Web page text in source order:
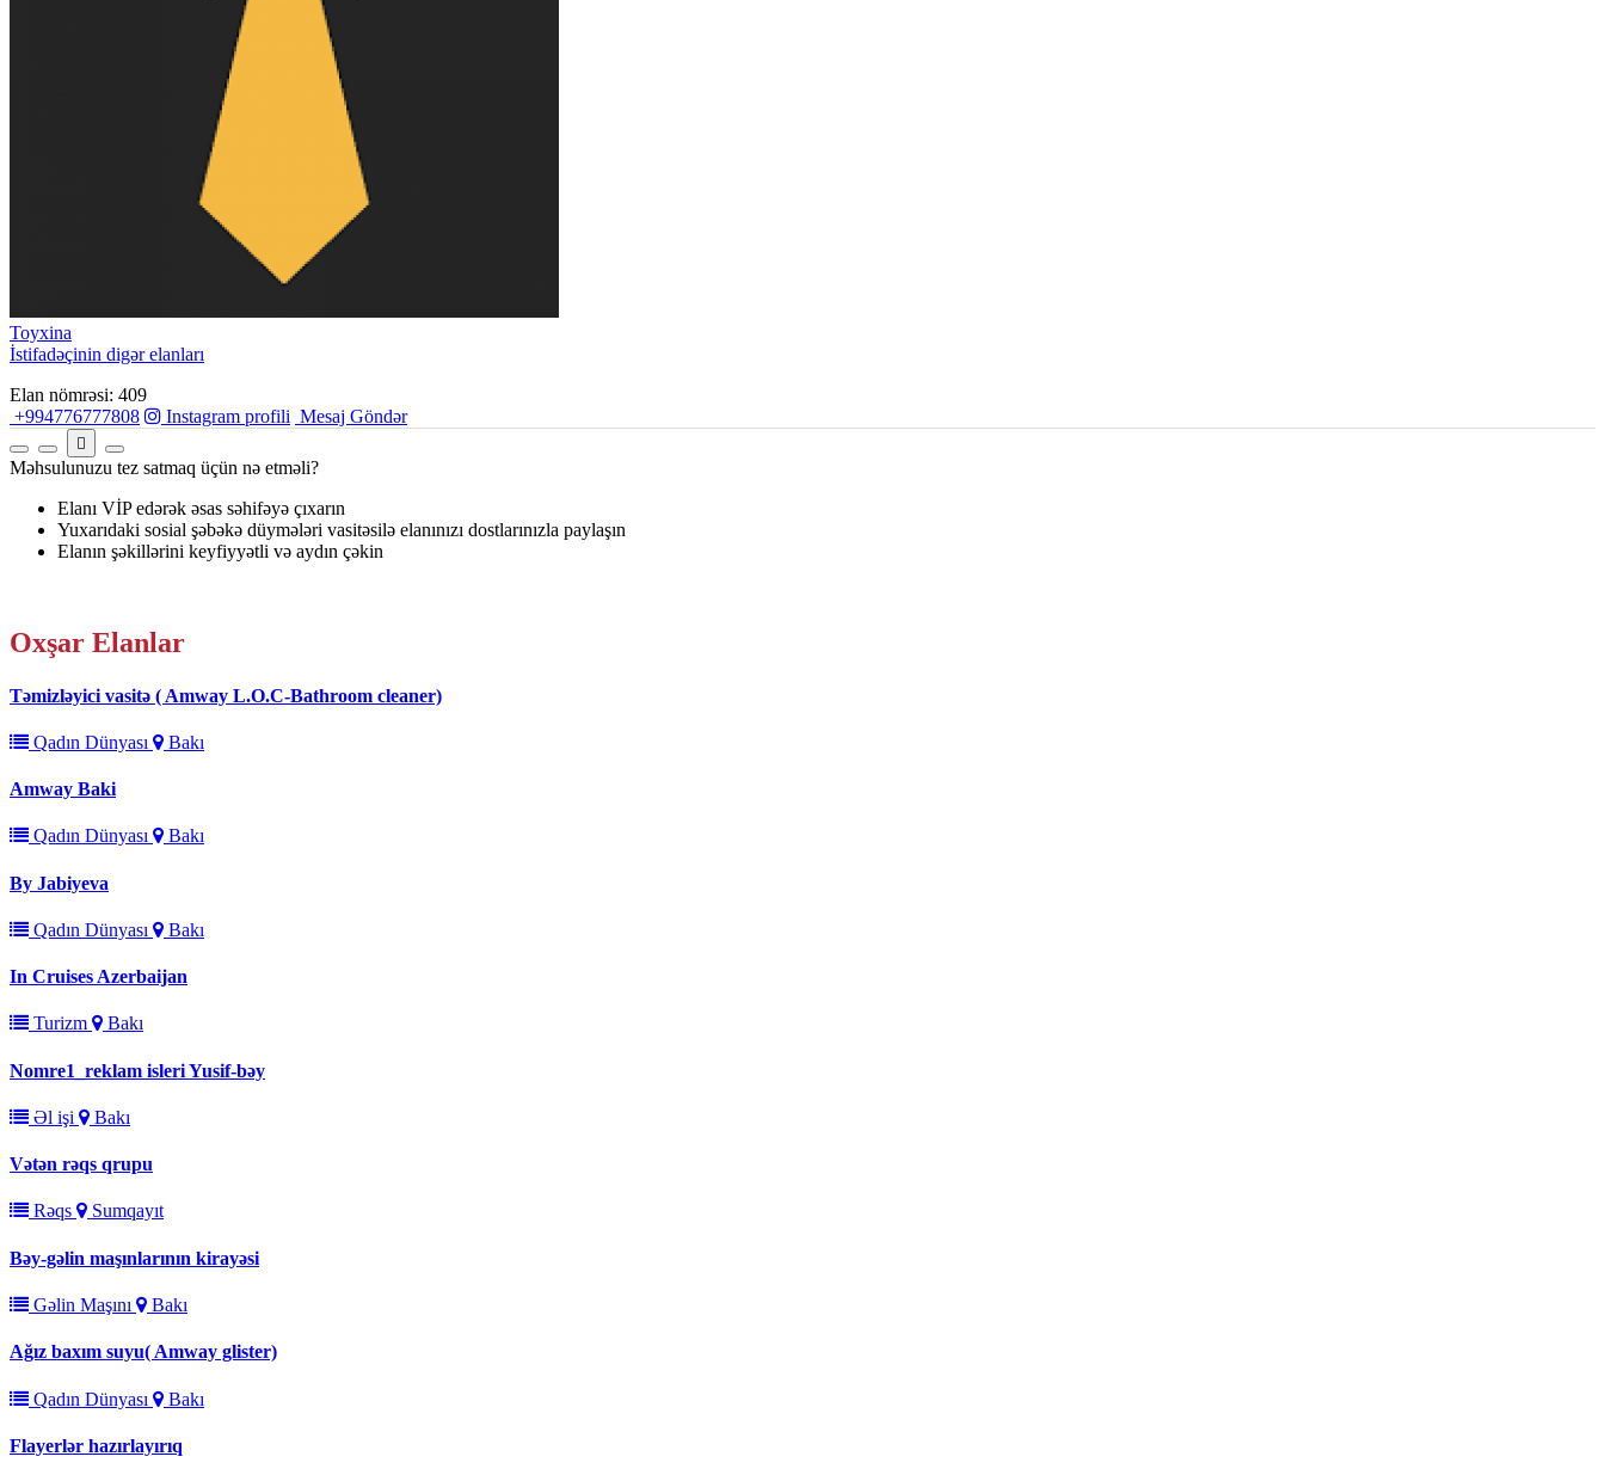
Toyxina
İstifadəçinin digər elanları
Elan nömrəsi: 409
+994776777808
Instagram profili Mesaj Göndər
Məhsulunuzu tez satmaq üçün nə etməli?
Elanı VİP edərək əsas səhifəyə çıxarın
Yuxarıdaki sosial şəbəkə düymələri vasitəsilə elanınızı dostlarınızla paylaşın
Elanın şəkillərini keyfiyyətli və aydın çəkin
Oxşar Elanlar
Təmizləyici vasitə ( Amway L.O.C-Bathroom cleaner)
Qadın Dünyası Bakı
Amway Baki
Qadın Dünyası Bakı
By Jabiyeva
Qadın Dünyası Bakı
In Cruises Azerbaijan
Turizm Bakı
Nomre1_reklam isleri Yusif-bəy
Əl işi Bakı
Vətən rəqs qrupu
Rəqs Sumqayıt
Bəy-gəlin maşınlarının kirayəsi
Gəlin Maşını Bakı
Ağız baxım suyu( Amway glister)
Qadın Dünyası Bakı
Flayerlər hazırlayırıq